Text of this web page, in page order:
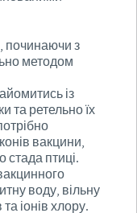
починаючи з
методом
із
та ретельно їх
вакцини,
стада птиці.
воду, вільну
іонів хлору.